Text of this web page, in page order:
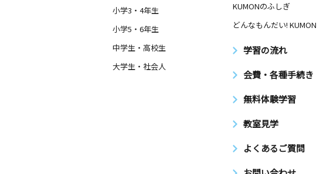
小学3・4年生
小学5・6年生
中学生・高校生
大学生・社会人
KUMONのふしぎ
どんなもんだい! KUMON
学習の流れ
会費・各種手続き
無料体験学習
教室見学
よくあるご質問